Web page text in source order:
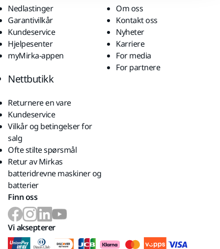
Nedlastinger
Garantivilkår
Kundeservice
Hjelpesenter
myMirka-appen
Om oss
Kontakt oss
Nyheter
Karriere
For media
For partnere
Nettbutikk
Returnere en vare
Kundeservice
Vilkår og betingelser for
salg
Ofte stilte spørsmål
Retur av Mirkas
batteridrevne maskiner og
batterier
Finn oss
Vi aksepterer